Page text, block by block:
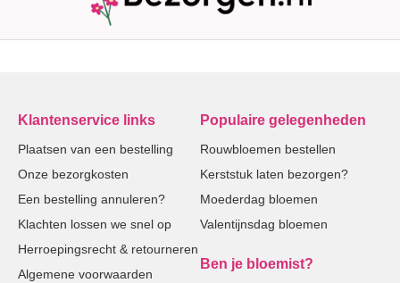
Klantenservice links
Plaatsen van een bestelling
Onze bezorgkosten
Een bestelling annuleren?
Klachten lossen we snel op
Herroepingsrecht & retourneren
Algemene voorwaarden
Populaire gelegenheden
Rouwbloemen bestellen
Kerststuk laten bezorgen?
Moederdag bloemen
Valentijnsdag bloemen
Ben je bloemist?